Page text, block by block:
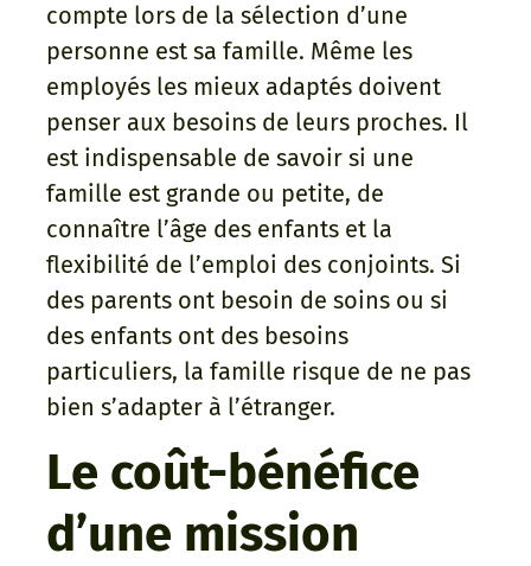
compte lors de la sélection d’une
personne est sa famille. Même les
employés les mieux adaptés doivent
penser aux besoins de leurs proches. Il
est indispensable de savoir si une
famille est grande ou petite, de
connaître l’âge des enfants et la
flexibilité de l’emploi des conjoints. Si
des parents ont besoin de soins ou si
des enfants ont des besoins
particuliers, la famille risque de ne pas
bien s’adapter à l’étranger.
Le coût-bénéfice
d’une mission